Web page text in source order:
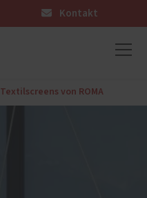
Kontakt
Textilscreens von ROMA